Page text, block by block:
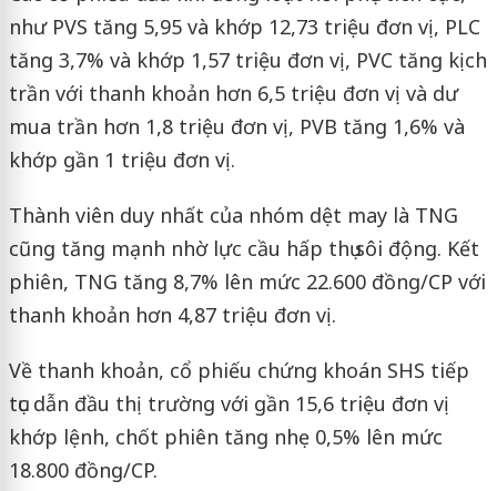
như PVS tăng 5,95 và khớp 12,73 triệu đơn vị, PLC
tăng 3,7% và khớp 1,57 triệu đơn vị, PVC tăng kịch
trần với thanh khoản hơn 6,5 triệu đơn vị và dư
mua trần hơn 1,8 triệu đơn vị, PVB tăng 1,6% và
khớp gần 1 triệu đơn vị.
Thành viên duy nhất của nhóm dệt may là TNG
cũng tăng mạnh nhờ lực cầu hấp thụ sôi động. Kết
phiên, TNG tăng 8,7% lên mức 22.600 đồng/CP với
thanh khoản hơn 4,87 triệu đơn vị.
Về thanh khoản, cổ phiếu chứng khoán SHS tiếp
tục dẫn đầu thị trường với gần 15,6 triệu đơn vị
khớp lệnh, chốt phiên tăng nhẹ 0,5% lên mức
18.800 đồng/CP.